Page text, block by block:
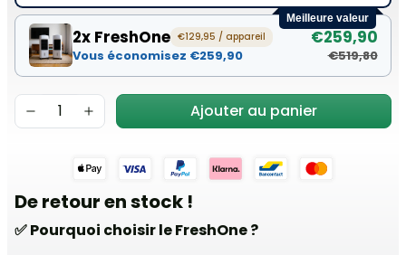
Meilleure valeur
2x FreshOne €129,95 / appareil
Vous économisez €259,90
€259,90
€519,80
Ajouter au panier
De retour en stock !
✅ Pourquoi choisir le FreshOne ?